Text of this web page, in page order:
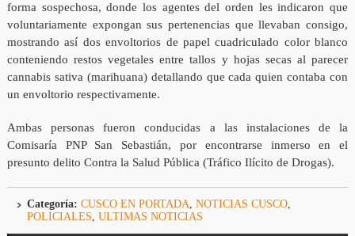
forma sospechosa, donde los agentes del orden les indicaron que
voluntariamente expongan sus pertenencias que llevaban consigo,
mostrando así dos envoltorios de papel cuadriculado color blanco
conteniendo restos vegetales entre tallos y hojas secas al parecer
cannabis sativa (marihuana) detallando que cada quien contaba con
un envoltorio respectivamente.
Ambas personas fueron conducidas a las instalaciones de la
Comisaría PNP San Sebastián, por encontrarse inmerso en el
presunto delito Contra la Salud Pública (Tráfico Ilícito de Drogas).
Categoría: CUSCO EN PORTADA, NOTICIAS CUSCO,
POLICIALES, ULTIMAS NOTICIAS